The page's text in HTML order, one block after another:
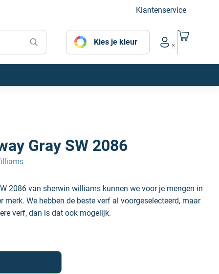
Klantenservice
Kies je kleur
Account menu
Naar mijn
Gray SW 2086
2086 van sherwin williams kunnen we voor je mengen in
merk. We hebben de beste verf al voorgeselecteerd, maar
verf, dan is dat ook mogelijk.